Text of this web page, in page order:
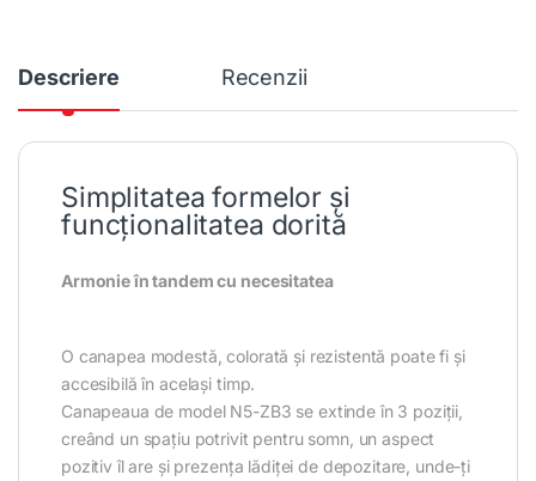
Descriere Recenzii
Simplitatea formelor și
funcționalitatea dorită
Armonie în tandem cu necesitatea
O canapea modestă, colorată și rezistentă poate fi și
accesibilă în același timp.
Canapeaua de model N5-ZB3 se extinde în 3 poziții,
creând un spațiu potrivit pentru somn, un aspect
pozitiv îl are și prezența lădiței de depozitare, unde-ți